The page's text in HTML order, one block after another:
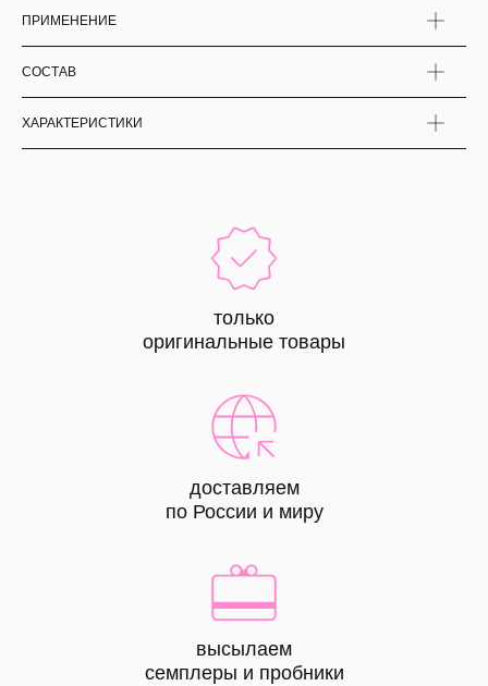
ПРИМЕНЕНИЕ
СОСТАВ
ХАРАКТЕРИСТИКИ
только
оригинальные товары
доставляем
по России и миру
высылаем
семплеры и пробники